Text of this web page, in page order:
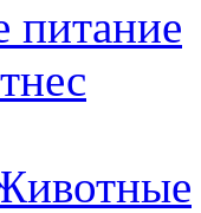
питание